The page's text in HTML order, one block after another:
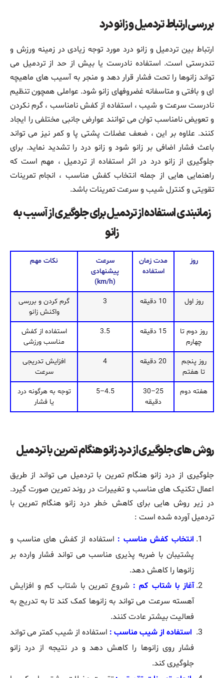
بررسی ارتباط تردمیل و زانو درد
ارتباط بین تردمیل و زانو درد مورد توجه زیادی در زمینه ورزش و
تندرستی است. استفاده نادرست یا بیش از حد از تردمیل می‌
تواند زانوها را تحت فشار قرار دهد و منجر به آسیب ‌های ماهیچه‌
ای و بافتی و متاسفانه غضروفهای زانو شود. عواملی همچون تنظیم
نادرست سرعت و شیب ، استفاده از کفش نامناسب ، گرم نکردن
و تعویض نامناسب توان می‌ توانند عوارض جانبی مختلفی را ایجاد
کنند. علاوه بر این ، ضعف عضلات پشتی پا و کمر نیز می ‌تواند
باعث فشار اضافی بر زانو شود و زانو درد را تشدید نماید. برای
جلوگیری از زانو درد در اثر استفاده از تردمیل ، مهم است که
راهنمایی هایی از جمله انتخاب کفش مناسب ، انجام تمرینات
تقویتی و کنترل شیب و سرعت تمرینات باشد.
زمانبندی استفاده از تردمیل برای جلوگیری از آسیب به
زانو
روز
مدت زمان
استفاده
سرعت
پیشنهادی
(km/h)
نکات مهم
روز اول 10 دقیقه 3
گرم کردن و بررسی
واکنش زانو
روز دوم تا
چهارم
15 دقیقه 3.5
استفاده از کفش
مناسب ورزشی
روز پنجم
تا هفتم
20 دقیقه 4
افزایش تدریجی
سرعت
هفته دوم
25–30
دقیقه
4.5–5
توجه به هرگونه درد
یا فشار
روش های جلوگیری از درد زانو هنگام تمرین با تردمیل
جلوگیری از درد زانو هنگام تمرین با تردمیل می ‌تواند از طریق
اعمال تکنیک ‌های مناسب و تغییرات در روند تمرین صورت گیرد.
در زیر روش ‌هایی برای کاهش خطر درد زانو هنگام تمرین با
تردمیل آورده شده است :
انتخاب کفش مناسب : استفاده از کفش ‌های مناسب و
پشتیبان با ضربه ‌پذیری مناسب می‌ تواند فشار وارده بر
زانوها را کاهش دهد.
آغاز با شتاب کم : شروع تمرین با شتاب کم و افزایش
آهسته سرعت می ‌تواند به زانوها کمک کند تا به تدریج به
فعالیت بیشتر عادت کنند.
استفاده از شیب مناسب : استفاده از شیب کمتر می ‌تواند
فشار روی زانوها را کاهش دهد و در نتیجه از درد زانو
جلوگیری کند.